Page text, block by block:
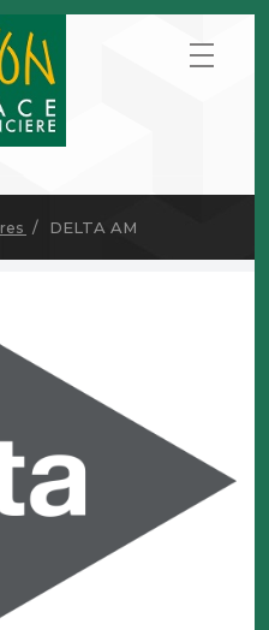
DELTA AM